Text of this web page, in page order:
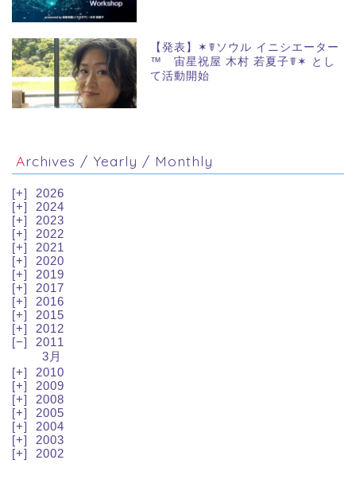
【発表】✶☤ソウル イニシエーター
™ 宙星祝屋 木村 若夏子☤✶ とし
て活動開始
Archives / Yearly / Monthly
2026
2024
2023
2022
2021
2020
2019
2017
2016
2015
2012
2011
3月
2010
2009
2008
2005
2004
2003
2002